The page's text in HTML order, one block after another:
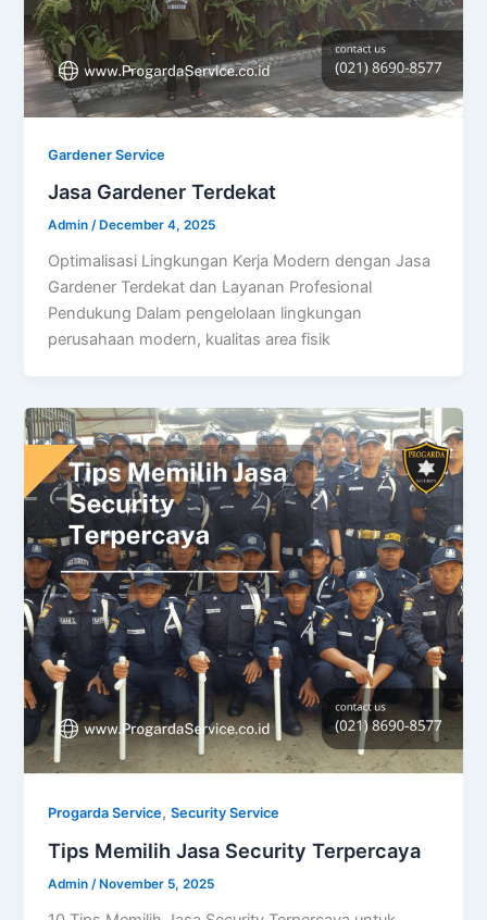
Gardener Service
Jasa Gardener Terdekat
Admin/ December 4, 2025
Optimalisasi Lingkungan Kerja Modern dengan Jasa
Gardener Terdekat dan Layanan Profesional
Pendukung Dalam pengelolaan lingkungan
perusahaan modern, kualitas area fisik
Progarda Service,Security Service
Tips Memilih Jasa Security Terpercaya
Admin /November 5, 2025